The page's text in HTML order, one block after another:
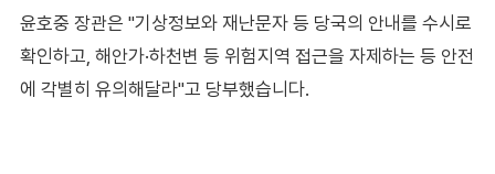
윤호중 장관은 "기상정보와 재난문자 등 당국의 안내를 수시로
확인하고, 해안가·하천변 등 위험지역 접근을 자제하는 등 안전
에 각별히 유의해달라"고 당부했습니다.